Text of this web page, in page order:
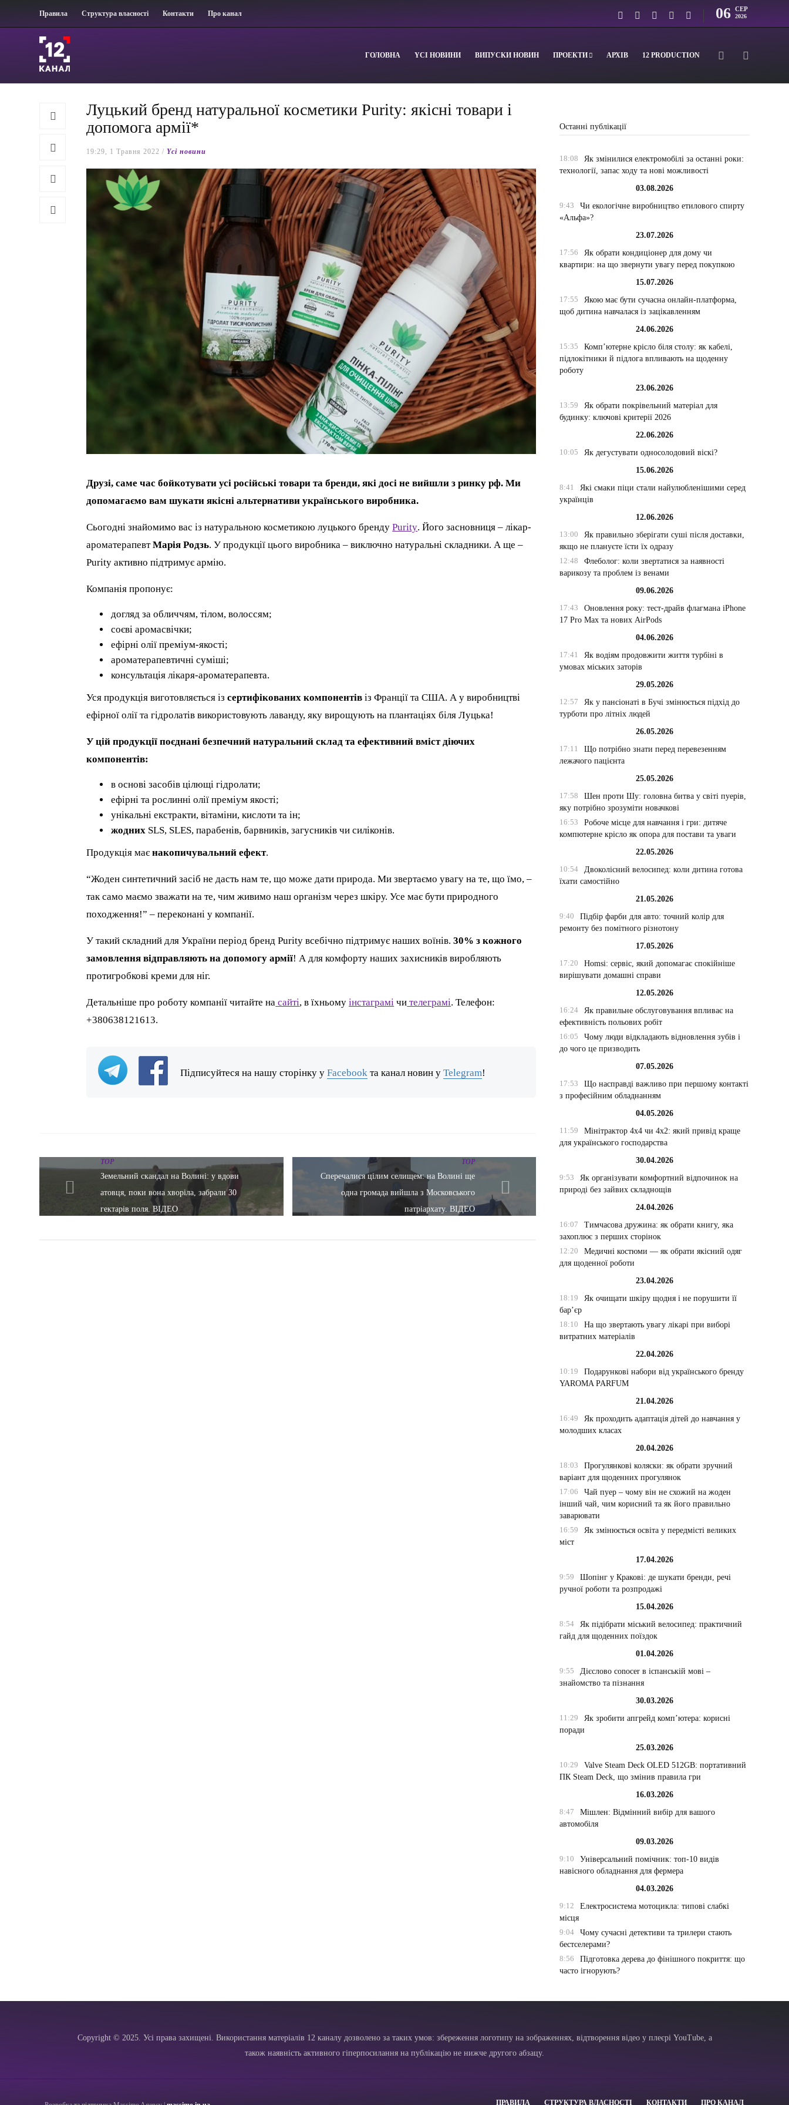
Правила Структура власності Контакти Про канал 06 СЕР
2026
ГОЛОВНА YСІ НОВИНИ ВИПУСКИ НОВИН ПРОЕКТИ АРХІВ 12 PRODUCTION
Луцький бренд натуральної косметики Purity: якісні товари і
допомога армії*
19:29, 1 Травня 2022 /Yсі новини
Друзі, саме час бойкотувати усі російські товари та бренди, які досі не вийшли з ринку рф. Ми
допомагаємо вам шукати якісні альтернативи українського виробника.
Сьогодні знайомимо вас із натуральною косметикою луцького брендуPurity. Його засновниця – лікар-
ароматерапевтМарія Родзь. У продукції цього виробника – виключно натуральні складники. А ще –
Purity активно підтримує армію.
Компанія пропонує:
догляд за обличчям, тілом, волоссям;
соєві аромасвічки;
ефірні олії преміум-якості;
ароматерапевтичні суміші;
консультація лікаря-ароматерапевта.
Уся продукція виготовляється ізсертифікованих компонентів із Франції та США. А у виробництві
ефірної олії та гідролатів використовують лаванду, яку вирощують на плантаціях біля Луцька!
У цій продукції поєднані безпечний натуральний склад та ефективний вміст діючих
компонентів:
в основі засобів цілющі гідролати;
ефірні та рослинні олії преміум якості;
унікальні екстракти, вітаміни, кислоти та ін;
жодних SLS, SLES, парабенів, барвників, загусників чи силіконів.
Продукція маєнакопичувальний ефект.
“Жоден синтетичний засіб не дасть нам те, що може дати природа. Ми звертаємо увагу на те, що їмо, –
так само маємо зважати на те, чим живимо наш організм через шкіру. Усе має бути природного
походження!” – переконані у компанії.
У такий складний для України період бренд Purity всебічно підтримує наших воїнів.30% з кожного
замовлення відправляють на допомогу армії! А для комфорту наших захисників виробляють
протигробкові креми для ніг.
Детальніше про роботу компанії читайте на сайті, в їхньомуінстаграмі чи телеграмі. Телефон:
+380638121613.
Підписуйтеся на нашу сторінку уFacebook та канал новин уTelegram!
TOP
Земельний скандал на Волині: у вдови
атовця, поки вона хворіла, забрали 30
гектарів поля. ВІДЕО
TOP
Сперечалися цілим селищем: на Волині ще
одна громада вийшла з Московського
патріархату. ВІДЕО
Останні публікації
18:08
Як змінилися електромобілі за останні роки:
технології, запас ходу та нові можливості
03.08.2026
9:43
Чи екологічне виробництво етилового спирту
«Альфа»?
23.07.2026
17:56
Як обрати кондиціонер для дому чи
квартири: на що звернути увагу перед покупкою
15.07.2026
17:55
Якою має бути сучасна онлайн-платформа,
щоб дитина навчалася із зацікавленням
24.06.2026
15:35
Комп’ютерне крісло біля столу: як кабелі,
підлокітники й підлога впливають на щоденну
роботу
23.06.2026
13:59
Як обрати покрівельний матеріал для
будинку: ключові критерії 2026
22.06.2026
10:05
Як дегустувати односолодовий віскі?
15.06.2026
8:41
Які смаки піци стали найулюбленішими серед
українців
12.06.2026
13:00
Як правильно зберігати суші після доставки,
якщо не плануєте їсти їх одразу
12:48
Флеболог: коли звертатися за наявності
варикозу та проблем із венами
09.06.2026
17:43
Оновлення року: тест-драйв флагмана iPhone
17 Pro Max та нових AirPods
04.06.2026
17:41
Як водіям продовжити життя турбіні в
умовах міських заторів
29.05.2026
12:57
Як у пансіонаті в Бучі змінюється підхід до
турботи про літніх людей
26.05.2026
17:11
Що потрібно знати перед перевезенням
лежачого пацієнта
25.05.2026
17:58
Шен проти Шу: головна битва у світі пуерів,
яку потрібно зрозуміти новачкові
16:53
Робоче місце для навчання і гри: дитяче
компютерне крісло як опора для постави та уваги
22.05.2026
10:54
Двоколісний велосипед: коли дитина готова
їхати самостійно
21.05.2026
9:40
Підбір фарби для авто: точний колір для
ремонту без помітного різнотону
17.05.2026
17:20
Homsi: сервіс, який допомагає спокійніше
вирішувати домашні справи
12.05.2026
16:24
Як правильне обслуговування впливає на
ефективність польових робіт
16:05
Чому люди відкладають відновлення зубів і
до чого це призводить
07.05.2026
17:53
Що насправді важливо при першому контакті
з професійним обладнанням
04.05.2026
11:59
Мінітрактор 4х4 чи 4х2: який привід краще
для українського господарства
30.04.2026
9:53
Як організувати комфортний відпочинок на
природі без зайвих складнощів
24.04.2026
16:07
Тимчасова дружина: як обрати книгу, яка
захоплює з перших сторінок
12:20
Медичні костюми — як обрати якісний одяг
для щоденної роботи
23.04.2026
18:19
Як очищати шкіру щодня і не порушити її
бар’єр
18:10
На що звертають увагу лікарі при виборі
витратних матеріалів
22.04.2026
10:19
Подарункові набори від українського бренду
YAROMA PARFUM
21.04.2026
16:49
Як проходить адаптація дітей до навчання у
молодших класах
20.04.2026
18:03
Прогулянкові коляски: як обрати зручний
варіант для щоденних прогулянок
17:06
Чай пуер – чому він не схожий на жоден
інший чай, чим корисний та як його правильно
заварювати
16:59
Як змінюється освіта у передмісті великих
міст
17.04.2026
9:59
Шопінг у Кракові: де шукати бренди, речі
ручної роботи та розпродажі
15.04.2026
8:54
Як підібрати міський велосипед: практичний
гайд для щоденних поїздок
01.04.2026
9:55
Дієслово conocer в іспанській мові –
знайомство та пізнання
30.03.2026
11:29
Як зробити апгрейд комп’ютера: корисні
поради
25.03.2026
10:29
Valve Steam Deck OLED 512GB: портативний
ПК Steam Deck, що змінив правила гри
16.03.2026
8:47
Мішлен: Відмінний вибір для вашого
автомобіля
09.03.2026
9:10
Універсальний помічник: топ-10 видів
навісного обладнання для фермера
04.03.2026
9:12
Електросистема мотоцикла: типові слабкі
місця
9:04
Чому сучасні детективи та трилери стають
бестселерами?
8:56
Підготовка дерева до фінішного покриття: що
часто ігнорують?
Copyright © 2025. Усі права захищені. Використання матеріалів 12 каналу дозволено за таких умов: збереження логотипу на зображеннях, відтворення відео у плеєрі YouTube, а
також наявність активного гіперпосилання на публікацію не нижче другого абзацу.
ПРАВИЛА СТРУКТУРА ВЛАСНОСТІ КОНТАКТИ ПРО КАНАЛ